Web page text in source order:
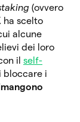
(ovvero
ha scelto
alcune
dei loro
il self-
bloccare i